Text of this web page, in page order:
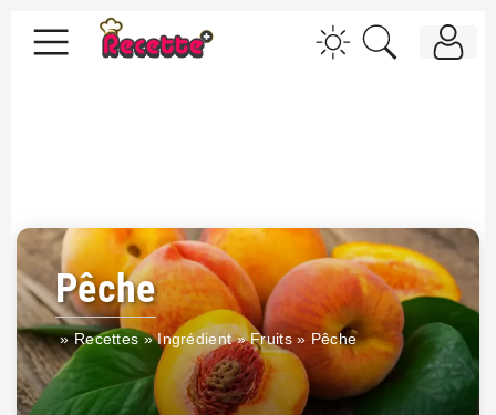
Pêche
»Recettes»Ingrédient»Fruits» Pêche